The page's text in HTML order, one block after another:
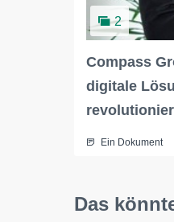
2
Compass
digitale
Ein Dokument
Das